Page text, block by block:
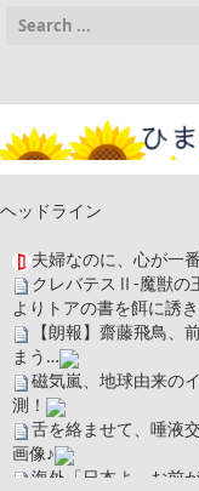
ヘッドライン
夫婦なのに、心が一
クレバテスⅡ-魔獣の
よりトアの書を餌に誘
【朗報】齋藤飛鳥、
まう…
磁気嵐、地球由来の
測！
舌を絡ませて、唾液
画像♪
海外「日本よ、お前